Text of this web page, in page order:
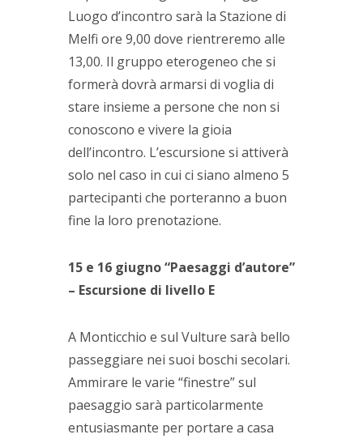
Luogo d’incontro sarà la Stazione di
Melfi ore 9,00 dove rientreremo alle
13,00. Il gruppo eterogeneo che si
formerà dovrà armarsi di voglia di
stare insieme a persone che non si
conoscono e vivere la gioia
dell’incontro. L’escursione si attiverà
solo nel caso in cui ci siano almeno 5
partecipanti che porteranno a buon
fine la loro prenotazione.
15 e 16 giugno “Paesaggi d’autore”
– Escursione di livello E
A Monticchio e sul Vulture sarà bello
passeggiare nei suoi boschi secolari.
Ammirare le varie “finestre” sul
paesaggio sarà particolarmente
entusiasmante per portare a casa